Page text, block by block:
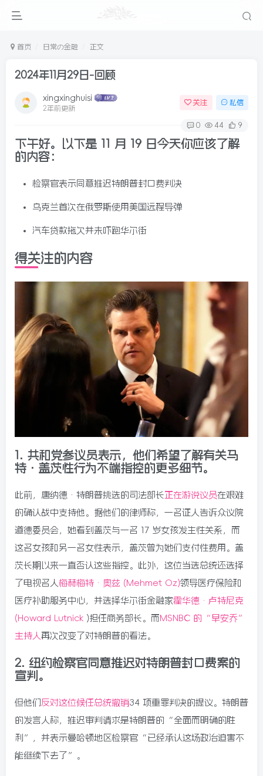
首页 日常の金融 正文
2024年11月29日-回顾
xingxinghuisi
2年前更新
关注 私信
0 44 9
下午好。以下是 11 月 19 日今天你应该了解
的内容 ：
检察官表示同意推迟特朗普封口费判决
乌克兰首次在俄罗斯使用美国远程导弹
汽车贷款拖欠并未吓跑华尔街
得关注的内容
1. 共和党参议员表示，他们希望了解有关马
特·盖茨性行为不端指控的更多细节。
此前，唐纳德·特朗普挑选的司法部长正在游说议员在艰难
的确认战中支持他。据他们的律师称，一名证人告诉众议院
道德委员会，她看到盖茨与一名 17 岁女孩发生性关系，而
这名女孩和另一名女性表示，盖茨曾为她们支付性费用。盖
茨长期以来一直否认这些指控。此外，这位当选总统还选择
了电视名人 梅赫梅特·奥兹 (Mehmet Oz)领导医疗保险和
医疗补助服务中心，并选择华尔街金融家霍华德·卢特尼克
(Howard Lutnick )担任商务部长。而 MSNBC 的“早安乔”
主持人 再次改变了对特朗普的看法。
2. 纽约检察官同意推迟对特朗普封口费案的
宣判。
但他们 反对这位候任总统撤销34 项重罪判决的提议。特朗普
的发言人称，推迟审判请求是特朗普的“全面而明确的胜
利”，并表示曼哈顿地区检察官“已经承认这场政治迫害不
能继续下去了”。